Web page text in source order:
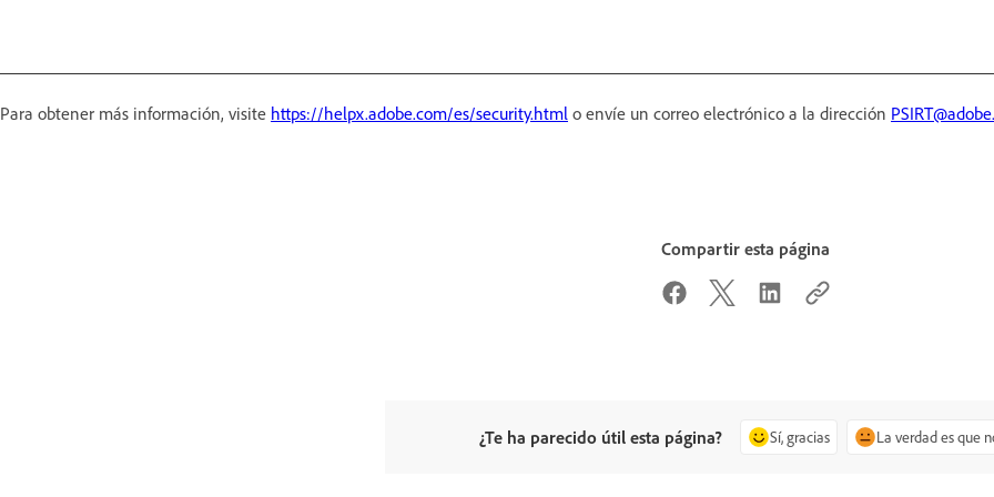
Para obtener más información, visite https://helpx.adobe.com/es/security.html o envíe un correo electrónico a la dirección
Compartir esta página
¿Te ha parecido útil esta página? Sí, gracias La verdad es que